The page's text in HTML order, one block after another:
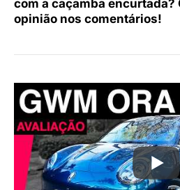
com a caçamba encurtada?
opinião nos comentários!